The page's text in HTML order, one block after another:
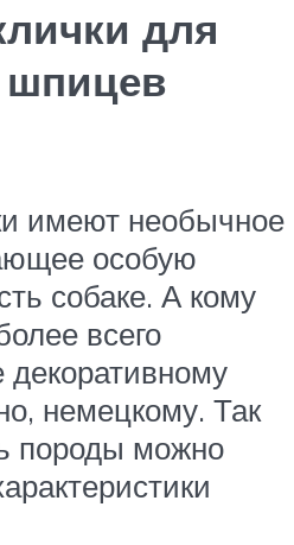
для
шпицев
имеют необычное
особую
собаке. А кому
всего
декоративному
немецкому. Так
породы можно